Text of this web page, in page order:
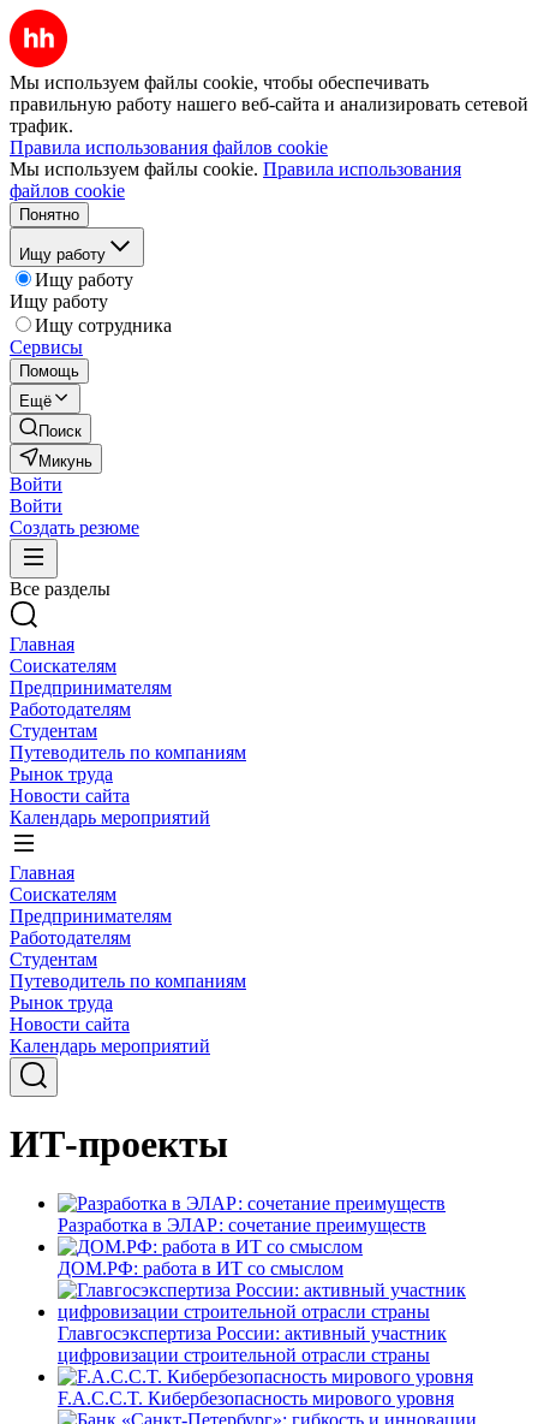
Мы используем файлы cookie, чтобы обеспечивать
правильную работу нашего веб-сайта и анализировать сетевой
трафик.
Правила использования файлов cookie
Мы используем файлы cookie. Правила использования
файлов cookie
Понятно
Ищу работу
Ищу работу
Ищу работу
Ищу сотрудника
Сервисы
Помощь
Ещё
Поиск
Микунь
Войти
Войти
Создать резюме
Все разделы
Главная
Соискателям
Предпринимателям
Работодателям
Студентам
Путеводитель по компаниям
Рынок труда
Новости сайта
Календарь мероприятий
Главная
Соискателям
Предпринимателям
Работодателям
Студентам
Путеводитель по компаниям
Рынок труда
Новости сайта
Календарь мероприятий
ИТ-проекты
Разработка в ЭЛАР: сочетание преимуществ
ДОМ.РФ: работа в ИТ со смыслом
Главгосэкспертиза России: активный участник
цифровизации строительной отрасли страны
F.A.C.C.T. Кибербезопасность мирового уровня